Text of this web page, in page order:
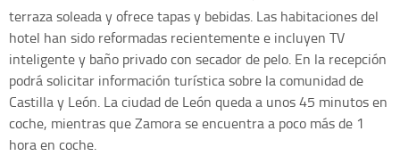
terraza soleada y ofrece tapas y bebidas. Las habitaciones del
hotel han sido reformadas recientemente e incluyen TV
inteligente y baño privado con secador de pelo. En la recepción
podrá solicitar información turística sobre la comunidad de
Castilla y León. La ciudad de León queda a unos 45 minutos en
coche, mientras que Zamora se encuentra a poco más de 1
hora en coche.